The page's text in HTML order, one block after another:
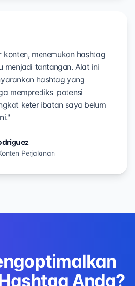
konten, menemukan hashtag
menjadi tantangan. Alat ini
hashtag yang
memprediksi potensi
keterlibatan saya belum
Perjalanan
Anda?